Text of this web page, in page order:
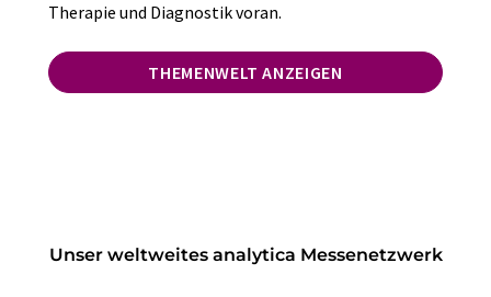
Therapie und Diagnostik voran.
THEMENWELT ANZEIGEN
Unser weltweites analytica Messenetzwerk